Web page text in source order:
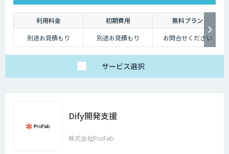
利用料金 初期費用
無料プラン
別途お見積もり
別途お見積もり お問合せください
サービス選択
Dify開発支援
株式会社ProFab